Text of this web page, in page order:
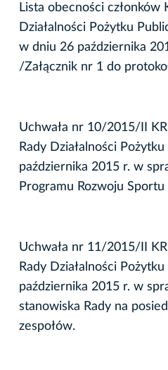
Lista obecności członków
Działalności Pożytku
w dniu 26 października
/Załącznik nr 1 do
Uchwała nr 10/2015/II
Rady Działalności
października 2015 r. w
Programu Rozwoju
Uchwała nr 11/2015/II
Rady Działalności
października 2015 r. w
stanowiska Rady na
zespołów.